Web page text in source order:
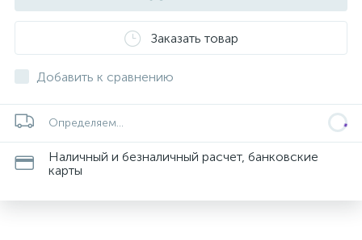
Заказать товар
Добавить к сравнению
Определяем...
Наличный и безналичный расчет, банковские
карты